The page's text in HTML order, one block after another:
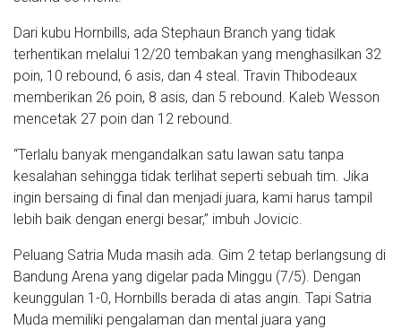
Dari kubu Hornbills, ada Stephaun Branch yang tidak
terhentikan melalui 12/20 tembakan yang menghasilkan 32
poin, 10 rebound, 6 asis, dan 4 steal. Travin Thibodeaux
memberikan 26 poin, 8 asis, dan 5 rebound. Kaleb Wesson
mencetak 27 poin dan 12 rebound.
“Terlalu banyak mengandalkan satu lawan satu tanpa
kesalahan sehingga tidak terlihat seperti sebuah tim. Jika
ingin bersaing di final dan menjadi juara, kami harus tampil
lebih baik dengan energi besar,” imbuh Jovicic.
Peluang Satria Muda masih ada. Gim 2 tetap berlangsung di
Bandung Arena yang digelar pada Minggu (7/5). Dengan
keunggulan 1-0, Hornbills berada di atas angin. Tapi Satria
Muda memiliki pengalaman dan mental juara yang